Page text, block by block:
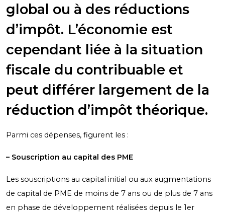
global ou à des réductions
d’impôt. L’économie est
cependant liée à la situation
fiscale du contribuable et
peut différer largement de la
réduction d’impôt théorique.
Parmi ces dépenses, figurent les :
– Souscription au capital des PME
Les souscriptions au capital initial ou aux augmentations
de capital de PME de moins de 7 ans ou de plus de 7 ans
en phase de développement réalisées depuis le 1er